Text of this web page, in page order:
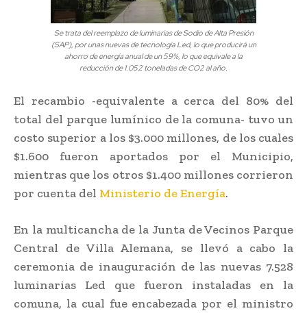
Se trata del reemplazo de luminarias de Sodio de Alta Presión
(SAP), por unas nuevas de tecnología Led, lo que producirá un
ahorro de energía anual de un 59%, lo que equivale a la
reducción de 1.052 toneladas de CO2 al año.
El recambio -equivalente a cerca del 80% del
total del parque lumínico de la comuna- tuvo un
costo superior a los $3.000 millones, de los cuales
$1.600 fueron aportados por el Municipio,
mientras que los otros $1.400 millones corrieron
por cuenta del Ministerio de Energía.
En la multicancha de la Junta de Vecinos Parque
Central de Villa Alemana, se llevó a cabo la
ceremonia de inauguración de las nuevas 7.528
luminarias Led que fueron instaladas en la
comuna, la cual fue encabezada por el ministro